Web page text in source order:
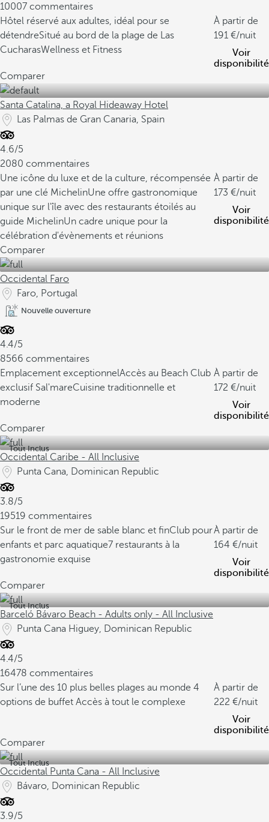
10007 commentaires
Hôtel réservé aux adultes, idéal pour se
détendreSitué au bord de la plage de Las
CucharasWellness et Fitness
À partir de
191
/nuit
Voir
disponibilité
Comparer
Santa Catalina, a Royal Hideaway Hotel
Las Palmas de Gran Canaria, Spain
4.6/5
2080 commentaires
Une icône du luxe et de la culture, récompensée
par une clé MichelinUne offre gastronomique
unique sur l'île avec des restaurants étoilés au
guide MichelinUn cadre unique pour la
célébration d'évènements et réunions
À partir de
173
/nuit
Voir
disponibilité
Comparer
Occidental Faro
Faro, Portugal
Nouvelle ouverture
4.4/5
8566 commentaires
Emplacement exceptionnelAccès au Beach Club
exclusif Sal'mareCuisine traditionnelle et
moderne
À partir de
172
/nuit
Voir
disponibilité
Comparer
Tout Inclus
Occidental Caribe - All Inclusive
Punta Cana, Dominican Republic
3.8/5
19519 commentaires
Sur le front de mer de sable blanc et finClub pour
enfants et parc aquatique7 restaurants à la
gastronomie exquise
À partir de
164
/nuit
Voir
disponibilité
Comparer
Tout Inclus
Barceló Bávaro Beach - Adults only - All Inclusive
Punta Cana Higuey, Dominican Republic
4.4/5
16478 commentaires
Sur l’une des 10 plus belles plages au monde 4
options de buffet Accès à tout le complexe
À partir de
222
/nuit
Voir
disponibilité
Comparer
Tout Inclus
Occidental Punta Cana - All Inclusive
Bávaro, Dominican Republic
3.9/5